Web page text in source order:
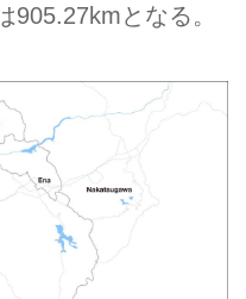
905.27kmとなる。